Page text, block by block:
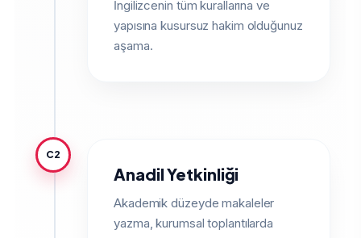
İngilizcenin tüm kurallarına ve
yapısına kusursuz hakim olduğunuz
aşama.
C2
Anadil Yetkinliği
Akademik düzeyde makaleler
yazma, kurumsal toplantılarda